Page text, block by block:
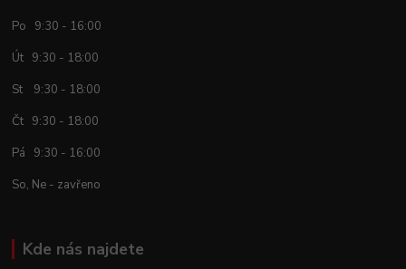
Po 9:30 - 16:00
Út 9:30 - 18:00
St 9:30 - 18:00
Čt 9:30 - 18:00
Pá 9:30 - 16:00
So, Ne - zavřeno
Kde nás najdete